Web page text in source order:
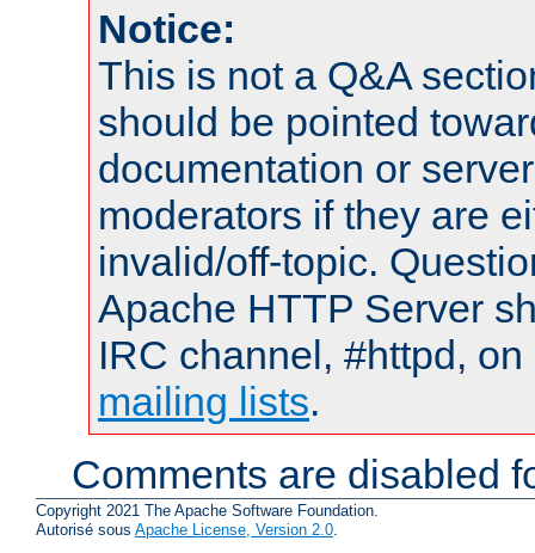
Notice:
This is not a Q&A
should be pointed
documentation or
moderators if they are
invalid/off-topic.
Apache HTTP Server
IRC channel, #httpd,
mailing lists.
Comments are disabled
Copyright 2021 The Apache Software Foundation.
Autorisé sous Apache License, Version 2.0.